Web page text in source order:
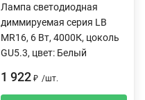
Лампа светодиодная
диммируемая серия LB
MR16, 6 Вт, 4000К, цоколь
GU5.3, цвет: Белый
1 922 ₽ /шт.